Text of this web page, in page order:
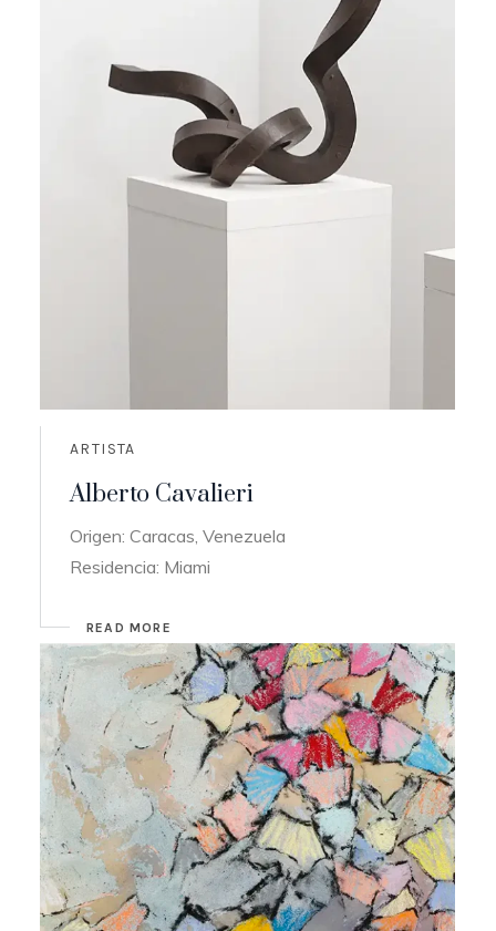
ARTISTA
Alberto Cavalieri
Origen: Caracas, Venezuela
Residencia: Miami
READ MORE